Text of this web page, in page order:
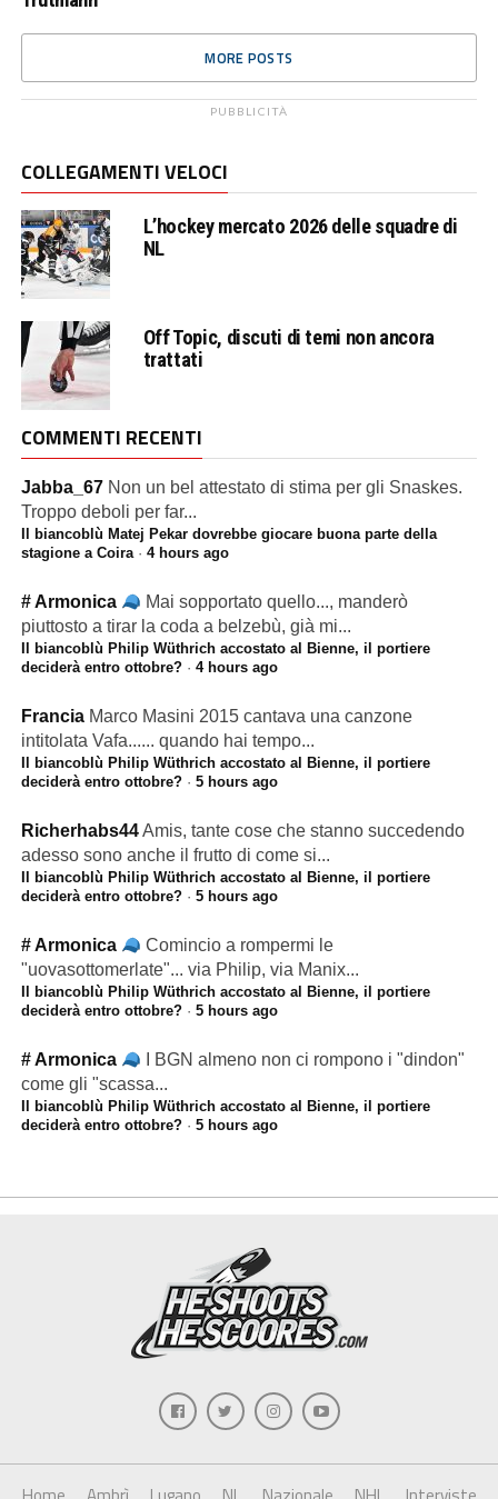
MORE POSTS
PUBBLICITÀ
COLLEGAMENTI VELOCI
L’hockey mercato 2026 delle squadre di
NL
Off Topic, discuti di temi non ancora
trattati
COMMENTI RECENTI
Jabba_67 Non un bel attestato di stima per gli Snaskes.
Troppo deboli per far...
Il biancoblù Matej Pekar dovrebbe giocare buona parte della
stagione a Coira· 4 hours ago
# Armonica
Mai sopportato quello..., manderò
piuttosto a tirar la coda a belzebù, già mi...
Il biancoblù Philip Wüthrich accostato al Bienne, il portiere
deciderà entro ottobre?· 4 hours ago
Francia Marco Masini 2015 cantava una canzone
intitolata Vafa...... quando hai tempo...
Il biancoblù Philip Wüthrich accostato al Bienne, il portiere
deciderà entro ottobre?· 5 hours ago
Richerhabs44Amis, tante cose che stanno succedendo
adesso sono anche il frutto di come si...
Il biancoblù Philip Wüthrich accostato al Bienne, il portiere
deciderà entro ottobre?· 5 hours ago
# Armonica
Comincio a rompermi le
"uovasottomerlate"... via Philip, via Manix...
Il biancoblù Philip Wüthrich accostato al Bienne, il portiere
deciderà entro ottobre?· 5 hours ago
# Armonica
I BGN almeno non ci rompono i "dindon"
come gli "scassa...
Il biancoblù Philip Wüthrich accostato al Bienne, il portiere
deciderà entro ottobre?· 5 hours ago